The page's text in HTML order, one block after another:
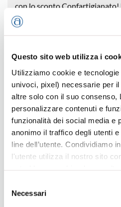
Questo sito web utilizza i
Utilizziamo cookie e
univoci, pixel) necessarie per
altre solo con il suo consenso,
personalizzare contenuti e
funzionalità dei social media e
anonimo il traffico degli utenti
line dell’utente. Condividiamo
l'utente utilizza il nostro sito
loro servizi, per finalità
segmenti di pubblico per
delNecessari
con lo sconto Confartigianato!
correre insieme, verso un
territorio, salute e
Scuola per Genitori –
Continua il percorso formativo
psicologia italiana: 6 – 13